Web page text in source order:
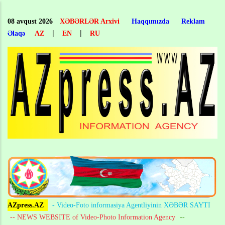
main
content
08 avqust 2026 XƏBƏRLƏR Arxivi Haqqımızda
Reklam
Əlaqə
AZ | EN | RU
AZpress.AZ
- Video-Foto informasiya Agentliyinin XƏBƏR SAYTI
-- NEWS WEBSITE of Video-Photo Information Agency --